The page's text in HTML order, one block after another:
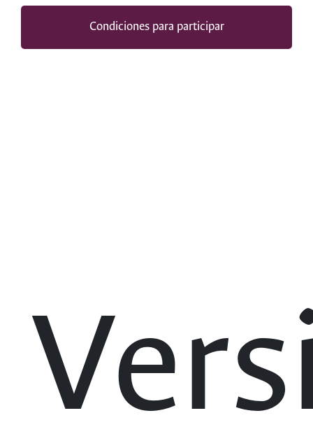
Condiciones para participar